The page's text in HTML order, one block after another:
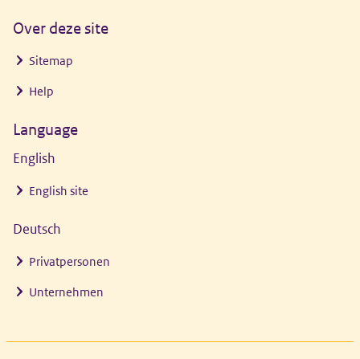
Over deze site
Sitemap
Help
Language
English
English site
Deutsch
Privatpersonen
Unternehmen